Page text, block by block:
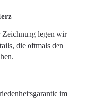
Zeichnung legen wir
die oftmals den